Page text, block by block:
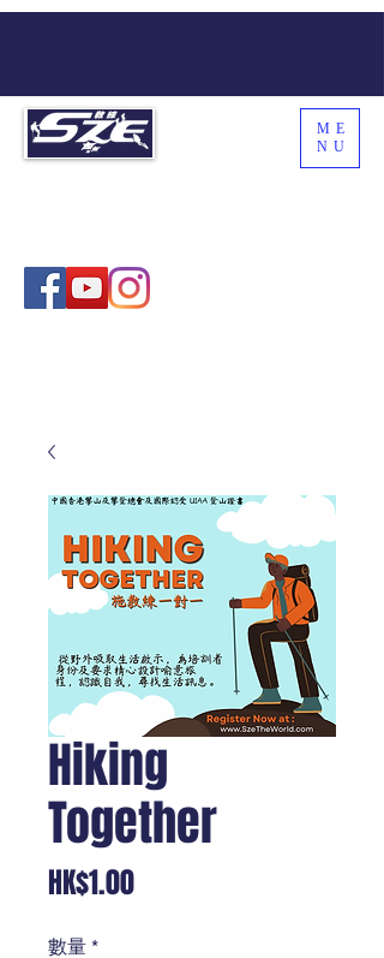
ME
NU
Hiking
Together
HK$1.00價
數量 *